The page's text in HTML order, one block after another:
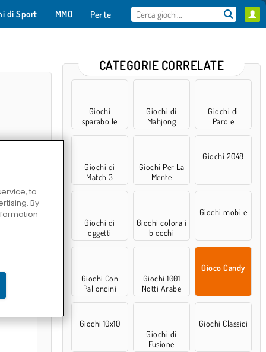
di Sport MMO Per te
CATEGORIE CORRELATE
Giochi
sparabolle
Giochi di
Mahjong
Giochi di
Parole
Giochi di
Match 3
Giochi Per La
Mente
Giochi 2048
Giochi di
oggetti
nascosti
Giochi colora i
blocchi
Giochi mobile
Giochi Con
Palloncini
Giochi 1001
Notti Arabe
Gioco Candy
Giochi 10x10
Giochi di
Fusione
Giochi Classici
to
By